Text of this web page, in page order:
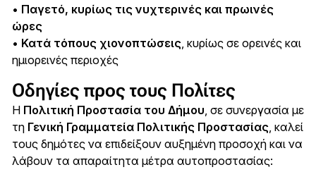
• Παγετό, κυρίως τις νυχτερινές και πρωινές
ώρες
• Κατά τόπους χιονοπτώσεις, κυρίως σε ορεινές και
ημιορεινές περιοχές
Οδηγίες προς τους Πολίτες
Η Πολιτική Προστασία του Δήμου, σε συνεργασία με
τη Γενική Γραμματεία Πολιτικής Προστασίας, καλεί
τους δημότες να επιδείξουν αυξημένη προσοχή και να
λάβουν τα απαραίτητα μέτρα αυτοπροστασίας: